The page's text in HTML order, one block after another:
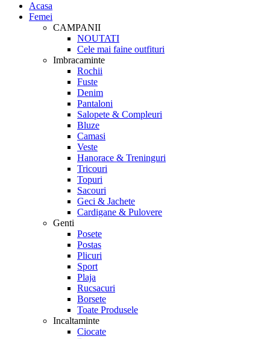
Acasa
Femei
CAMPANII
NOUTATI
Cele mai faine outfituri
Imbracaminte
Rochii
Fuste
Denim
Pantaloni
Salopete & Compleuri
Bluze
Camasi
Veste
Hanorace & Treninguri
Tricouri
Topuri
Sacouri
Geci & Jachete
Cardigane & Pulovere
Genti
Posete
Postas
Plicuri
Sport
Plaja
Rucsacuri
Borsete
Toate Produsele
Incaltaminte
Ciocate